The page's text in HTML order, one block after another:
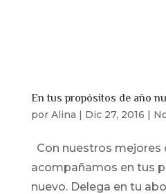
En tus propósitos de año
por Alina | Dic 27, 2016 |
Con nuestros mejores
acompañamos en tus
nuevo. Delega en tu